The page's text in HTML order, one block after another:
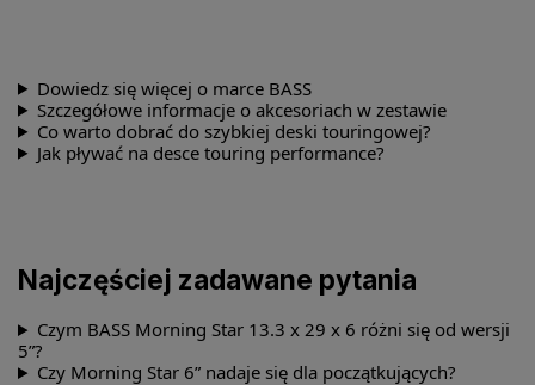
Dowiedz się więcej o marce BASS
Szczegółowe informacje o akcesoriach w zestawie
Co warto dobrać do szybkiej deski touringowej?
Jak pływać na desce touring performance?
Najczęściej zadawane pytania
Czym BASS Morning Star 13.3 x 29 x 6 różni się od wersji
5”?
Czy Morning Star 6” nadaje się dla początkujących?